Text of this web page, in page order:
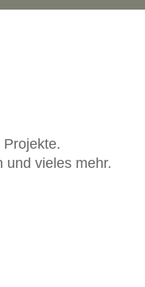
und vieles mehr.